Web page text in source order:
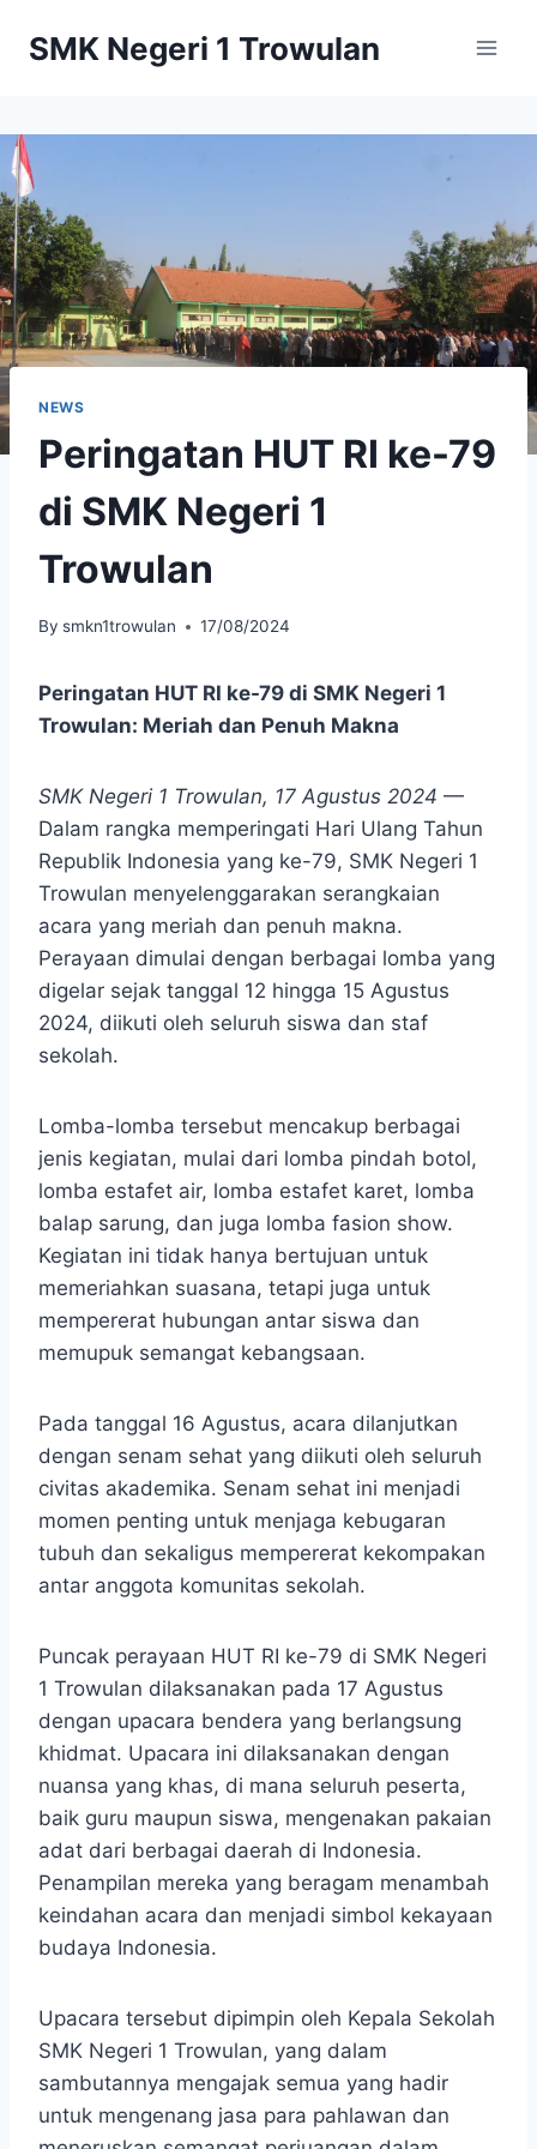
SMK Negeri 1 Trowulan
NEWS
Peringatan HUT RI ke-79
di SMK Negeri 1
Trowulan
By smkn1trowulan 17/08/2024
Peringatan HUT RI ke-79 di SMK Negeri 1
Trowulan: Meriah dan Penuh Makna
SMK Negeri 1 Trowulan, 17 Agustus 2024 —
Dalam rangka memperingati Hari Ulang Tahun
Republik Indonesia yang ke-79, SMK Negeri 1
Trowulan menyelenggarakan serangkaian
acara yang meriah dan penuh makna.
Perayaan dimulai dengan berbagai lomba yang
digelar sejak tanggal 12 hingga 15 Agustus
2024, diikuti oleh seluruh siswa dan staf
sekolah.
Lomba-lomba tersebut mencakup berbagai
jenis kegiatan, mulai dari lomba pindah botol,
lomba estafet air, lomba estafet karet, lomba
balap sarung, dan juga lomba fasion show.
Kegiatan ini tidak hanya bertujuan untuk
memeriahkan suasana, tetapi juga untuk
mempererat hubungan antar siswa dan
memupuk semangat kebangsaan.
Pada tanggal 16 Agustus, acara dilanjutkan
dengan senam sehat yang diikuti oleh seluruh
civitas akademika. Senam sehat ini menjadi
momen penting untuk menjaga kebugaran
tubuh dan sekaligus mempererat kekompakan
antar anggota komunitas sekolah.
Puncak perayaan HUT RI ke-79 di SMK Negeri
1 Trowulan dilaksanakan pada 17 Agustus
dengan upacara bendera yang berlangsung
khidmat. Upacara ini dilaksanakan dengan
nuansa yang khas, di mana seluruh peserta,
baik guru maupun siswa, mengenakan pakaian
adat dari berbagai daerah di Indonesia.
Penampilan mereka yang beragam menambah
keindahan acara dan menjadi simbol kekayaan
budaya Indonesia.
Upacara tersebut dipimpin oleh Kepala Sekolah
SMK Negeri 1 Trowulan, yang dalam
sambutannya mengajak semua yang hadir
untuk mengenang jasa para pahlawan dan